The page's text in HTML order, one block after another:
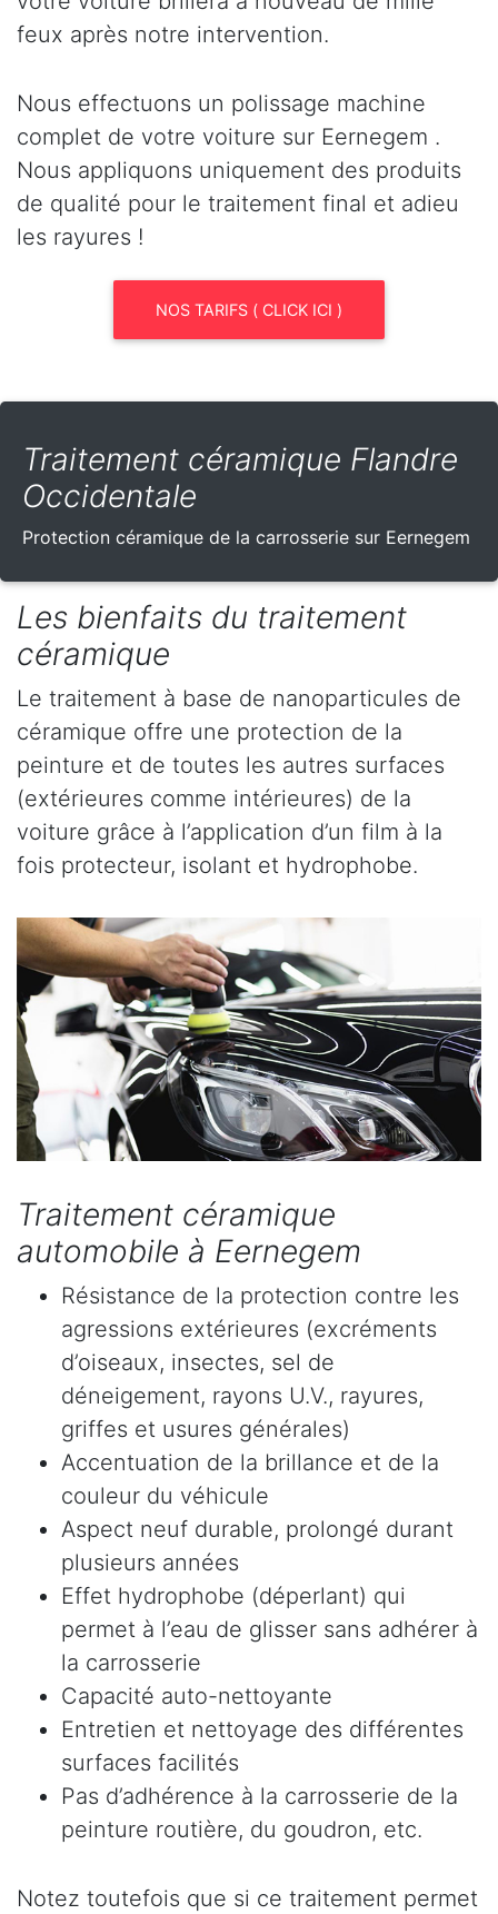
feux après notre intervention.
Nous effectuons un polissage machine
complet de votre voiture sur Eernegem .
Nous appliquons uniquement des produits
de qualité pour le traitement final et adieu
les rayures !
NOS TARIFS ( CLICK ICI )
Traitement céramique Flandre
Occidentale
Protection céramique de la carrosserie sur Eernegem
Les bienfaits du traitement
céramique
Le traitement à base de nanoparticules de
céramique offre une protection de la
peinture et de toutes les autres surfaces
(extérieures comme intérieures) de la
voiture grâce à l’application d’un film à la
fois protecteur, isolant et hydrophobe.
Traitement céramique
automobile à Eernegem
Résistance de la protection contre les
agressions extérieures (excréments
d’oiseaux, insectes, sel de
déneigement, rayons U.V., rayures,
griffes et usures générales)
Accentuation de la brillance et de la
couleur du véhicule
Aspect neuf durable, prolongé durant
plusieurs années
Effet hydrophobe (déperlant) qui
permet à l’eau de glisser sans adhérer à
la carrosserie
Capacité auto-nettoyante
Entretien et nettoyage des différentes
surfaces facilités
Pas d’adhérence à la carrosserie de la
peinture routière, du goudron, etc.
Notez toutefois que si ce traitement permet